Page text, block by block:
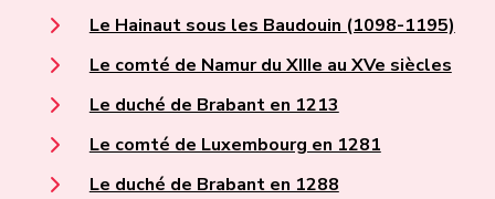
Le Hainaut sous les Baudouin (1098-1195)
Le comté de Namur du XIIIe au XVe siècles
Le duché de Brabant en 1213
Le comté de Luxembourg en 1281
Le duché de Brabant en 1288